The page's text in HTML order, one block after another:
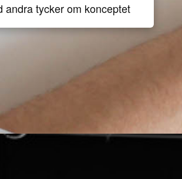
andra tycker om konceptet